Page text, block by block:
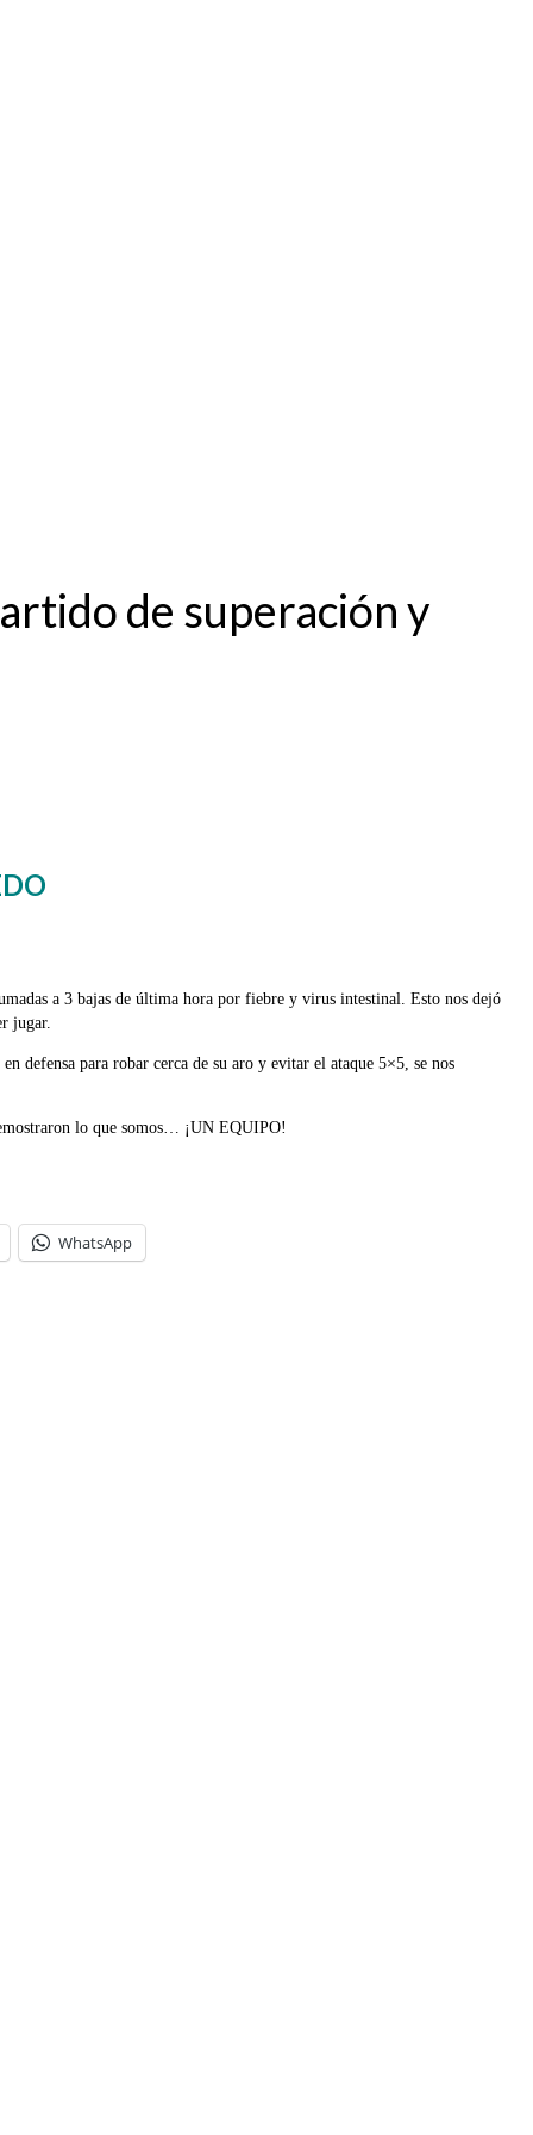
de superación y
a 3 bajas de última hora por fiebre y virus intestinal. Esto nos dejó
jugar.
defensa para robar cerca de su aro y evitar el ataque 5×5, se nos
lo que somos… ¡UN EQUIPO!
WhatsApp